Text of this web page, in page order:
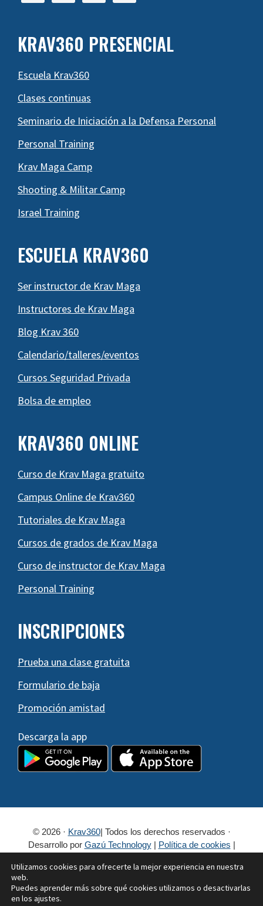
KRAV360 PRESENCIAL
Escuela Krav360
Clases continuas
Seminario de Iniciación a la Defensa Personal
Personal Training
Krav Maga Camp
Shooting & Militar Camp
Israel Training
ESCUELA KRAV360
Ser instructor de Krav Maga
Instructores de Krav Maga
Blog Krav 360
Calendario/talleres/eventos
Cursos Seguridad Privada
Bolsa de empleo
KRAV360 0NLINE
Curso de Krav Maga gratuito
Campus Online de Krav360
Tutoriales de Krav Maga
Cursos de grados de Krav Maga
Curso de instructor de Krav Maga
Personal Training
INSCRIPCIONES
Prueba una clase gratuita
Formulario de baja
Promoción amistad
Descarga la app
© 2026 · Krav360| Todos los derechos reservados ·
Desarrollo por Gazú Technology| Política de cookies |
Seminario de Iniciación a la Defensa Personal
Utilizamos cookies para ofrecerte la mejor experiencia en nuestra
web.
Puedes aprender más sobre qué cookies utilizamos o desactivarlas
en los ajustes.